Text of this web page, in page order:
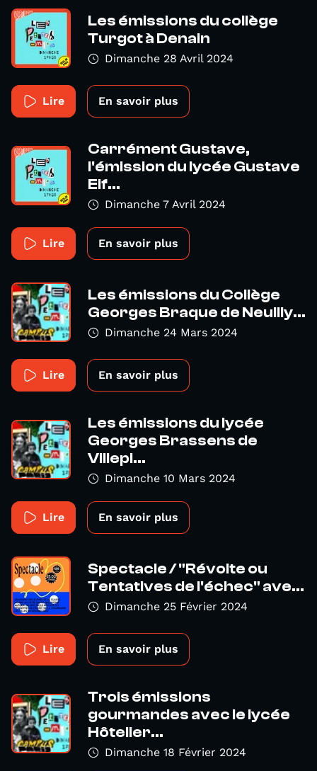
Les émissions du collège
Turgot à Denain
Dimanche 28 Avril 2024
Lire En savoir plus
Carrément Gustave,
l'émission du lycée Gustave
Eif...
Dimanche 7 Avril 2024
Lire En savoir plus
Les émissions du Collège
Georges Braque de Neuilly...
Dimanche 24 Mars 2024
Lire En savoir plus
Les émissions du lycée
Georges Brassens de
Villepi...
Dimanche 10 Mars 2024
Lire En savoir plus
Spectacle / "Révolte ou
Tentatives de l'échec" ave...
Dimanche 25 Février 2024
Lire En savoir plus
Trois émissions
gourmandes avec le lycée
Hôtelier...
Dimanche 18 Février 2024